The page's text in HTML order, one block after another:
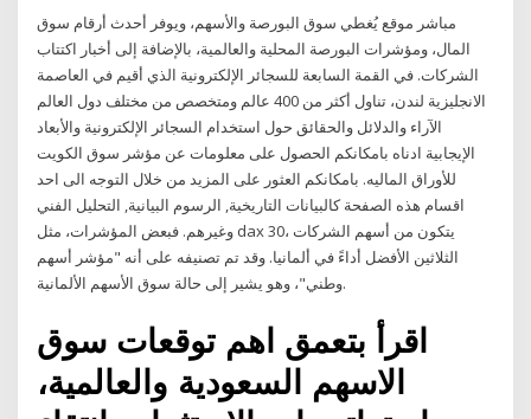
مباشر موقع يُغطي سوق البورصة والأسهم، ويوفر أحدث أرقام سوق
المال، ومؤشرات البورصة المحلية والعالمية، بالإضافة إلى أخبار اكتتاب
الشركات. في القمة السابعة للسجائر الإلكترونية الذي أقيم في العاصمة
الانجليزية لندن، تناول أكثر من 400 عالم ومتخصص من مختلف دول العالم
الآراء والدلائل والحقائق حول استخدام السجائر الإلكترونية والأبعاد
الإيجابية ادناه بامكانكم الحصول على معلومات عن مؤشر سوق الكويت
للأوراق الماليه. بامكانكم العثور على المزيد من خلال التوجه الى احد
اقسام هذه الصفحة كالبيانات التاريخية, الرسوم البيانية, التحليل الفني
وغيرهم. فبعض المؤشرات، مثل dax 30، يتكون من أسهم الشركات
الثلاثين الأفضل أداءً في ألمانيا. وقد تم تصنيفه على أنه "مؤشر أسهم
وطني"، وهو يشير إلى حالة سوق الأسهم الألمانية.
اقرأ بتعمق اهم توقعات سوق
الاسهم السعودية والعالمية،